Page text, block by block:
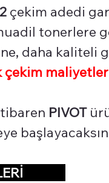
çekim adedi
tonerlere
daha kaliteli
çekim
PIVOT